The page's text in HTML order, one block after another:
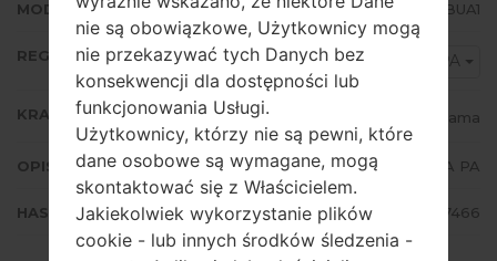
MODEM/CP WERSJA A217MUBU5BUA1
REGION TPA
KRAJ Panama
OPIS TPA PA
HASH 31e2a424285aafb6ff31453fcd457466
nie są obowiązkowe, Użytkownicy mogą
nie przekazywać tych Danych bez
konsekwencji dla dostępności lub
funkcjonowania Usługi.
Użytkownicy, którzy nie są pewni, które
dane osobowe są wymagane, mogą
skontaktować się z Właścicielem.
Jakiekolwiek wykorzystanie plików
cookie - lub innych środków śledzenia -